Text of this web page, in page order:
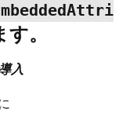
。
入